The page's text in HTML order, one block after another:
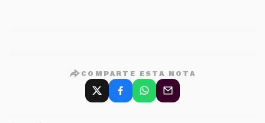
COMPARTE ESTA NOTA